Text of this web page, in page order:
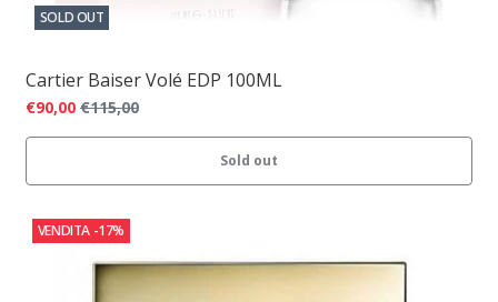
SOLD OUT
Cartier Baiser Volé EDP 100ML
€90,00 €115,00
Sold out
VENDITA -17%